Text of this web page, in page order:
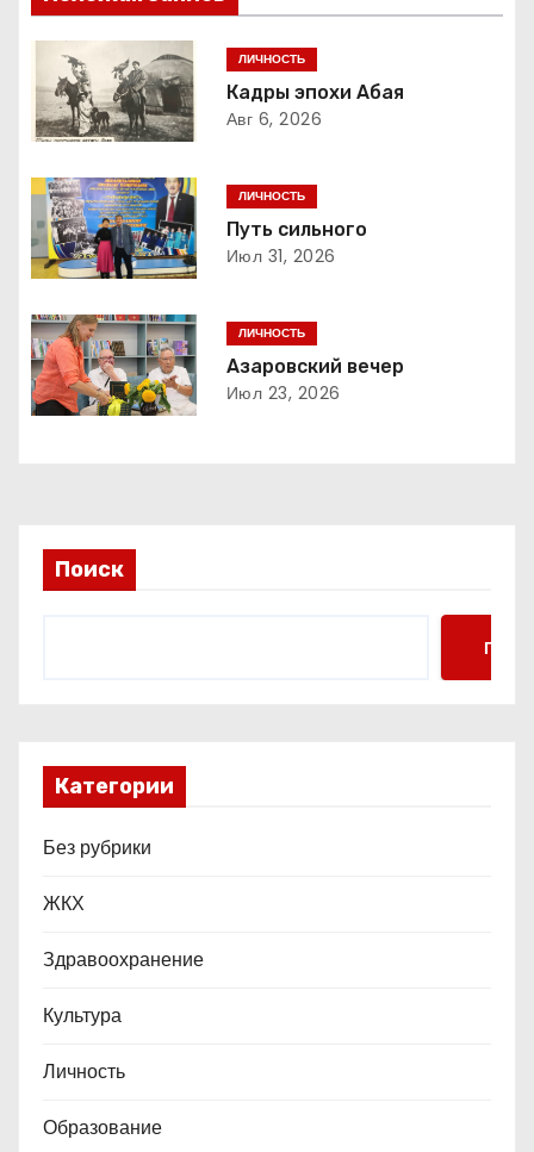
г
а
ц
и
я
п
о
з
и
с
ЛИЧНОСТЬ
Кадры эпохи Абая
Авг 6, 2026
ЛИЧНОСТЬ
Путь сильного
Июл 31, 2026
ЛИЧНОСТЬ
Азаровский вечер
Июл 23, 2026
Поиск
Поиск
Категории
Без рубрики
ЖКХ
Здравоохранение
Культура
Личность
Образование